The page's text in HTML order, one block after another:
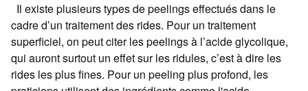
Il existe plusieurs types de peelings effectués dans le
cadre d’un traitement des rides. Pour un traitement
superficiel, on peut citer les peelings à l’acide glycolique,
qui auront surtout un effet sur les ridules, c’est à dire les
rides les plus fines. Pour un peeling plus profond, les